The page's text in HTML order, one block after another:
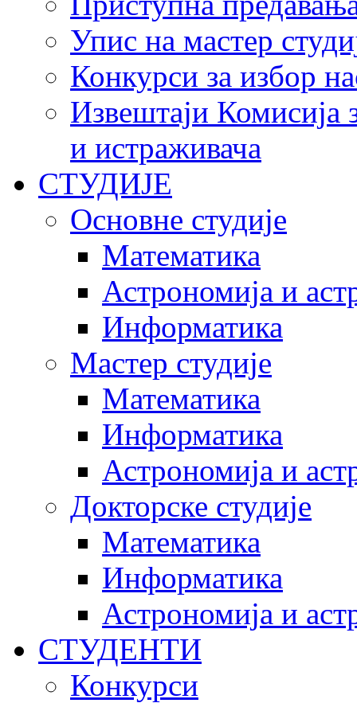
Упис на мастер
Конкурси за избор
Извештаји Комисија
и истраживача
СТУДИЈЕ
Основне студије
Математика
Астрономија и
Информатика
Мастер студије
Математика
Информатика
Астрономија и
Докторске студије
Математика
Информатика
Астрономија и
СТУДЕНТИ
Конкурси